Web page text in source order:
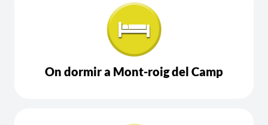
On dormir a Mont-roig del Camp